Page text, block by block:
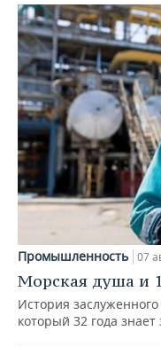
Промышленность 07
Морская душа и
История
который 32 года